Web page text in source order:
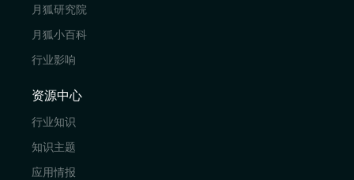
月狐研究院
月狐小百科
行业影响
资源中心
行业知识
知识主题
应用情报